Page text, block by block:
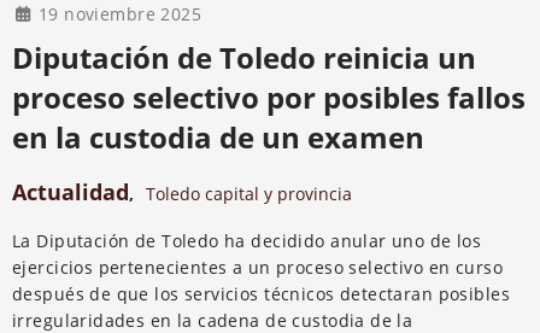
19 noviembre 2025
Diputación de Toledo reinicia un
proceso selectivo por posibles fallos
en la custodia de un examen
Actualidad, Toledo capital y provincia
La Diputación de Toledo ha decidido anular uno de los
ejercicios pertenecientes a un proceso selectivo en curso
después de que los servicios técnicos detectaran posibles
irregularidades en la cadena de custodia de la